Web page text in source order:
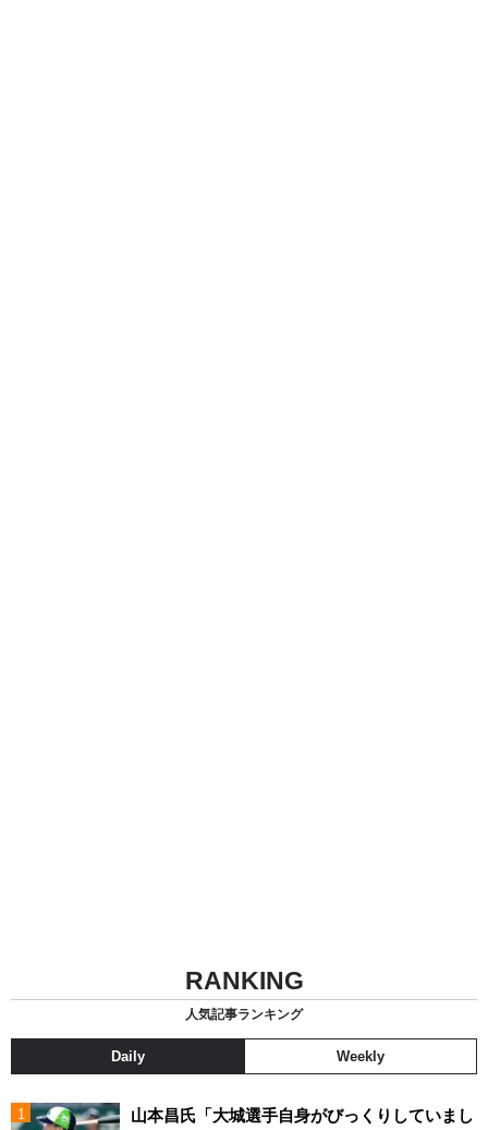
RANKING
人気記事ランキング
Daily Weekly
山本昌氏「大城選手自身がびっくりしていまし